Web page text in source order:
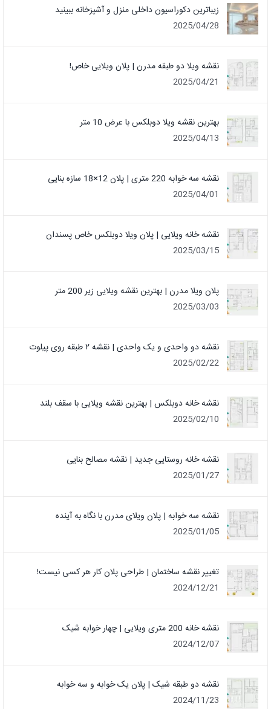
زیباترین دکوراسیون داخلی منزل و آشپزخانه ببینید
2025/04/28
نقشه ویلا دو طبقه مدرن | پلان ویلایی خاص!
2025/04/21
بهترین نقشه ویلا دوبلکس با عرض 10 متر
2025/04/13
نقشه سه خوابه 220 متری | پلان 12×18 سازه بنایی
2025/04/01
نقشه خانه ویلایی | پلان ویلا دوبلکس خاص پسندان
2025/03/15
پلان ویلا مدرن | بهترین نقشه ویلایی زیر 200 متر
2025/03/03
نقشه دو واحدی و یک واحدی | نقشه ۲ طبقه روی پیلوت
2025/02/22
نقشه خانه دوبلکس | بهترین نقشه ویلایی با سقف بلند
2025/02/10
نقشه خانه روستایی جدید | نقشه مصالح بنایی
2025/01/27
نقشه سه خوابه | پلان ویلای مدرن با نگاه به آینده
2025/01/05
تغییر نقشه ساختمان | طراحی پلان کار هر کسی نیست!
2024/12/21
نقشه خانه 200 متری ویلایی | چهار خوابه شیک
2024/12/07
نقشه دو طبقه شیک | پلان یک خوابه و سه خوابه
2024/11/23